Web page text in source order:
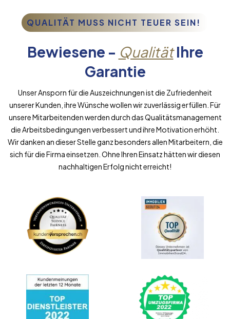
QUALITÄT MUSS NICHT TEUER SEIN!
Bewiesene - QualitätIhre
Garantie
Unser Ansporn für die Auszeichnungen ist die Zufriedenheit
unserer Kunden, ihre Wünsche wollen wir zuverlässig erfüllen. Für
unsere Mitarbeitenden werden durch das Qualitätsmanagement
die Arbeitsbedingungen verbessert und ihre Motivation erhöht.
Wir danken an dieser Stelle ganz besonders allen Mitarbeitern, die
sich für die Firma einsetzen. Ohne Ihren Einsatz hätten wir diesen
nachhaltigen Erfolg nicht erreicht!